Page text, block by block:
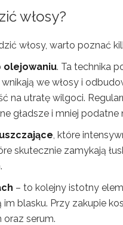
włosy?
włosy, warto poznać
olejowaniu. Ta technika
wnikają we włosy i
na utratę wilgoci.
gładsze i mniej podatne
, które
skutecznie zamykają
– to kolejny istotny
blasku. Przy zakupie
serum.